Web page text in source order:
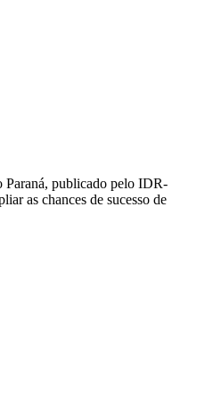
Paraná, publicado pelo IDR-
as chances de sucesso de